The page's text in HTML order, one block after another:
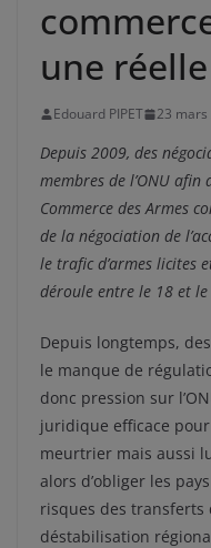
une
Edouard PIPET 23 mars
Depuis 2009, des
membres de l’ONU
Commerce des Armes
de la négociation de
le trafic d’armes licites
déroule entre le 18 et
Depuis longtemps,
le manque de
donc pression sur
juridique efficace
meurtrier mais aussi
alors d’obliger les
risques des transferts
déstabilisation